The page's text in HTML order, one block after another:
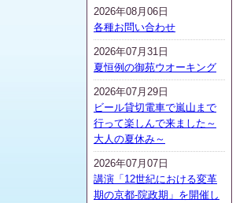
2026年08月06日
各種お問い合わせ
2026年07月31日
夏恒例の御苑ウオーキング
2026年07月29日
ビール貸切電車で嵐山まで
行って楽しんで来ました～
大人の夏休み～
2026年07月07日
講演「12世紀における変革
期の京都-院政期」を開催し